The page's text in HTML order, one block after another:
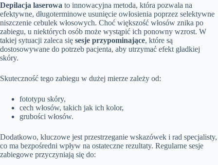
Depilacja laserowa to innowacyjna metoda, która pozwala na
efektywne, długoterminowe usunięcie owłosienia poprzez selektywne
niszczenie cebulek włosowych. Choć większość włosów znika po
zabiegu, u niektórych osób może wystąpić ich ponowny wzrost. W
takiej sytuacji zaleca się sesje przypominające, które są
dostosowywane do potrzeb pacjenta, aby utrzymać efekt gładkiej
skóry.
Skuteczność tego zabiegu w dużej mierze zależy od:
fototypu skóry,
cech włosów, takich jak ich kolor,
grubości włosów.
Dodatkowo, kluczowe jest przestrzeganie wskazówek i rad specjalisty,
co ma bezpośredni wpływ na ostateczne rezultaty. Regularne sesje
zabiegowe przyczyniają się do: